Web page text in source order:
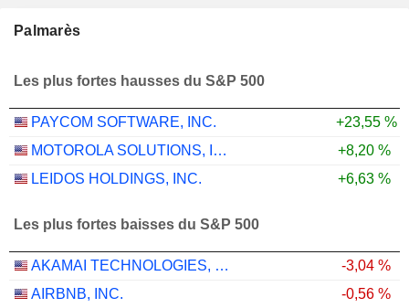
Palmarès
Les plus fortes hausses du S&P 500
PAYCOM SOFTWARE, INC.
+23,55 %
MOTOROLA SOLUTIONS, INC.
+8,20 %
LEIDOS HOLDINGS, INC.
+6,63 %
Les plus fortes baisses du S&P 500
AKAMAI TECHNOLOGIES, INC.
-3,04 %
AIRBNB, INC.
-0,56 %